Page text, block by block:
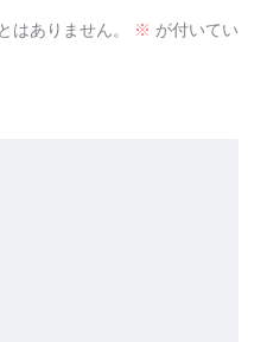
はありません。 ※ が付いてい